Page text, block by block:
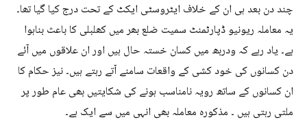
چند دن بعد ہی ان کے خلاف ایٹروسٹی ایکٹ کے تحت درج کیا گیا تھا۔
یہ معاملہ ریونیو ڈپارٹمنٹ سمیت ضلع بھر میں کھلبلی کا باعث بناہوا
ہے۔ یاد رہے کہ ودربھ میں کسان خستہ حال ہیں اور ان علاقوں میں آئے
دن کسانوں کی خود کشی کے واقعات سامنے آتے رہتے ہیں۔ نیز حکام کا
ان کسانوں کے ساتھ رویہ نامناسب ہونے کی شکایتیں بھی عام طور پر
ملتی رہتی ہیں ۔ مذکورہ معاملہ بھی انہی میں سے ایک ہے۔